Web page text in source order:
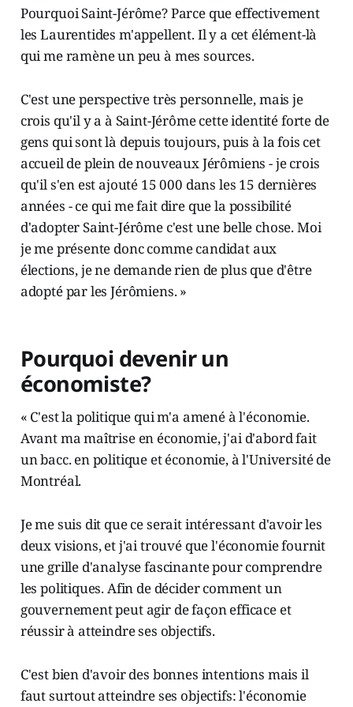
Pourquoi Saint-Jérôme? Parce que effectivement
les Laurentides m'appellent. Il y a cet élément-là
qui me ramène un peu à mes sources.
C'est une perspective très personnelle, mais je
crois qu'il y a à Saint-Jérôme cette identité forte de
gens qui sont là depuis toujours, puis à la fois cet
accueil de plein de nouveaux Jérômiens - je crois
qu'il s'en est ajouté 15 000 dans les 15 dernières
années - ce qui me fait dire que la possibilité
d'adopter Saint-Jérôme c'est une belle chose. Moi
je me présente donc comme candidat aux
élections, je ne demande rien de plus que d'être
adopté par les Jérômiens. »
Pourquoi devenir un
économiste?
« C'est la politique qui m'a amené à l'économie.
Avant ma maîtrise en économie, j'ai d'abord fait
un bacc. en politique et économie, à l'Université de
Montréal.
Je me suis dit que ce serait intéressant d'avoir les
deux visions, et j'ai trouvé que l'économie fournit
une grille d'analyse fascinante pour comprendre
les politiques. Afin de décider comment un
gouvernement peut agir de façon efficace et
réussir à atteindre ses objectifs.
C'est bien d'avoir des bonnes intentions mais il
faut surtout atteindre ses objectifs: l'économie